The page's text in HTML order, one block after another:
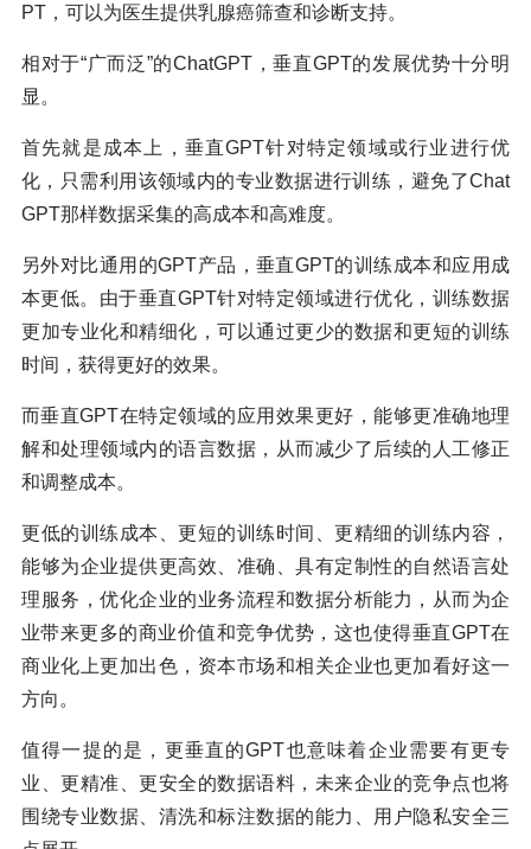
PT，可以为医生提供乳腺癌筛查和诊断支持。
相对于“广而泛”的ChatGPT，垂直GPT的发展优势十分明
显。
首先就是成本上，垂直GPT针对特定领域或行业进行优
化，只需利用该领域内的专业数据进行训练，避免了Chat
GPT那样数据采集的高成本和高难度。
另外对比通用的GPT产品，垂直GPT的训练成本和应用成
本更低。由于垂直GPT针对特定领域进行优化，训练数据
更加专业化和精细化，可以通过更少的数据和更短的训练
时间，获得更好的效果。
而垂直GPT在特定领域的应用效果更好，能够更准确地理
解和处理领域内的语言数据，从而减少了后续的人工修正
和调整成本。
更低的训练成本、更短的训练时间、更精细的训练内容，
能够为企业提供更高效、准确、具有定制性的自然语言处
理服务，优化企业的业务流程和数据分析能力，从而为企
业带来更多的商业价值和竞争优势，这也使得垂直GPT在
商业化上更加出色，资本市场和相关企业也更加看好这一
方向。
值得一提的是，更垂直的GPT也意味着企业需要有更专
业、更精准、更安全的数据语料，未来企业的竞争点也将
围绕专业数据、清洗和标注数据的能力、用户隐私安全三